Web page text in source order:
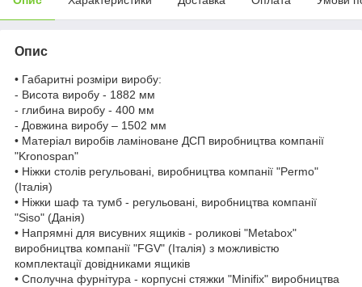
Опис
• Габаритні розміри виробу:
- Висота виробу - 1882 мм
- глибина виробу - 400 мм
- Довжина виробу – 1502 мм
• Матеріал виробів ламіноване ДСП виробництва компанії
"Kronospan"
• Ніжки столів регульовані, виробництва компанії "Permo"
(Італія)
• Ніжки шаф та тумб - регульовані, виробництва компанії
"Siso" (Данія)
• Напрямні для висувних ящиків - роликові "Metabox"
виробництва компанії "FGV" (Італія) з можливістю
комплектації довідниками ящиків
• Сполучна фурнітура - корпусні стяжки "Minifix" виробництва